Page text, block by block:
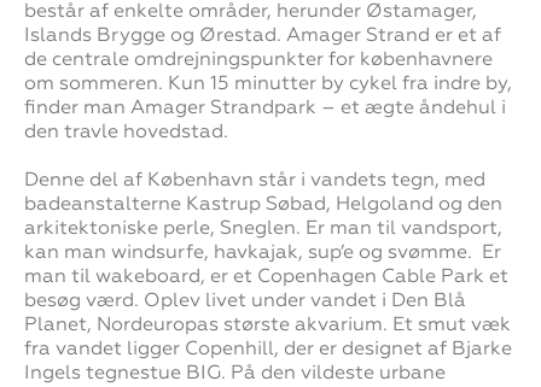
består af enkelte områder, herunder Østamager,
Islands Brygge og Ørestad. Amager Strand er et af
de centrale omdrejningspunkter for københavnere
om sommeren. Kun 15 minutter by cykel fra indre by,
finder man Amager Strandpark – et ægte åndehul i
den travle hovedstad.
Denne del af København står i vandets tegn, med
badeanstalterne Kastrup Søbad, Helgoland og den
arkitektoniske perle, Sneglen. Er man til vandsport,
kan man windsurfe, havkajak, sup’e og svømme. Er
man til wakeboard, er et Copenhagen Cable Park et
besøg værd. Oplev livet under vandet i Den Blå
Planet, Nordeuropas største akvarium. Et smut væk
fra vandet ligger Copenhill, der er designet af Bjarke
Ingels tegnestue BIG. På den vildeste urbane